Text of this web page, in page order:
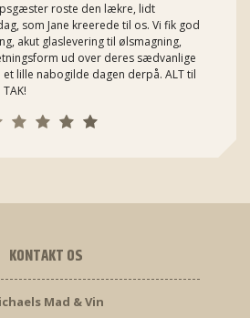
roste den lækre, lidt
som Jane kreerede til os. Vi fik god
akut glaslevering til ølsmagning,
ud over deres sædvanlige
lille nabogilde dagen derpå. ALT til
KONTAKT OS
Mad & Vin